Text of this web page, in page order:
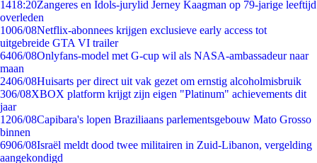
1418:20Zangeres en Idols-jurylid Jerney Kaagman op 79-jarige leeftijd
overleden
1006/08Netflix-abonnees krijgen exclusieve early access tot
uitgebreide GTA VI trailer
6406/08Onlyfans-model met G-cup wil als NASA-ambassadeur naar
maan
2406/08Huisarts per direct uit vak gezet om ernstig alcoholmisbruik
306/08XBOX platform krijgt zijn eigen "Platinum" achievements dit
jaar
1206/08Capibara's lopen Braziliaans parlementsgebouw Mato Grosso
binnen
6906/08Israël meldt dood twee militairen in Zuid-Libanon, vergelding
aangekondigd